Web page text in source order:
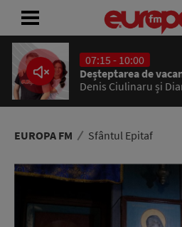
07:15 - 10:00
Deșteptarea de
Denis Ciulinaru și
EUROPA FM Sfântul Epitaf
ACASĂ
ȘTIRI
RADIO
CONCURSURI
PODCAST